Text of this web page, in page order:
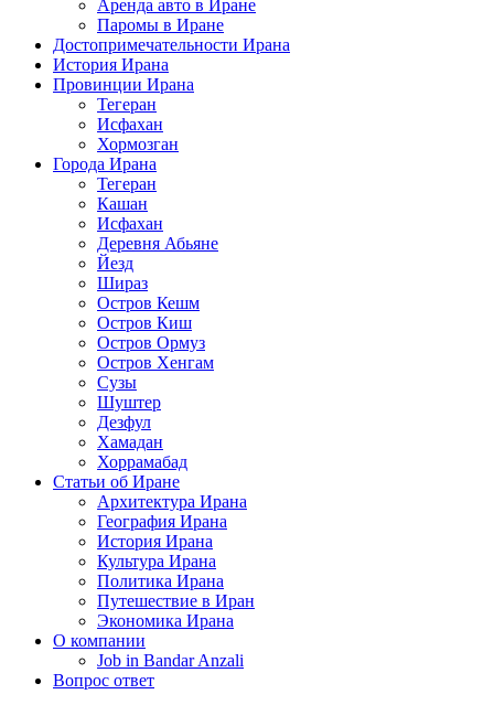
Аренда авто в Иране
Паромы в Иране
Достопримечательности Ирана
История Ирана
Провинции Ирана
Тегеран
Исфахан
Хормозган
Города Ирана
Тегеран
Кашан
Исфахан
Деревня Абьяне
Йезд
Шираз
Остров Кешм
Остров Киш
Остров Ормуз
Остров Хенгам
Сузы
Шуштер
Дезфул
Хамадан
Хоррамабад
Статьи об Иране
Архитектура Ирана
География Ирана
История Ирана
Культура Ирана
Политика Ирана
Путешествие в Иран
Экономика Ирана
О компании
Job in Bandar Anzali
Вопрос ответ